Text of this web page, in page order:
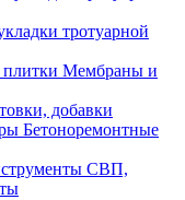
тротуарной
Мембраны и
добавки
Бетоноремонтные
СВП,